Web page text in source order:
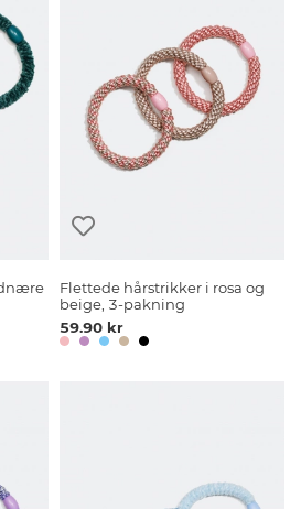
Flettede hårstrikker i rosa og
beige, 3-pakning
59.90 kr